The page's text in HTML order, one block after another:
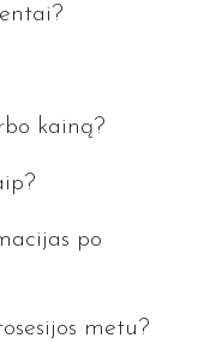
kainą?
po
metu?